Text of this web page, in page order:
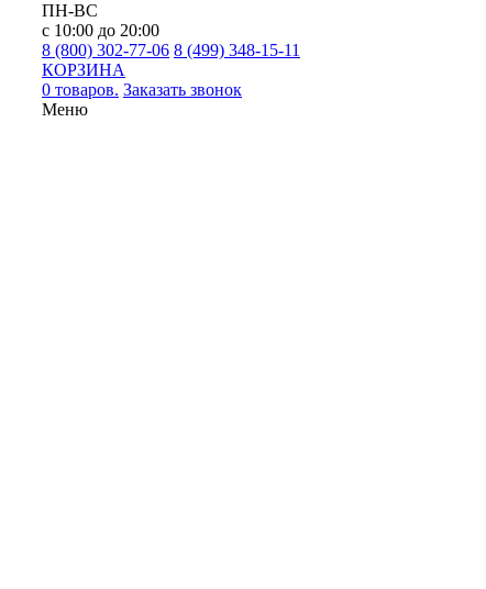
ПН-ВС
с 10:00 до 20:00
8 (800) 302-77-06 8 (499) 348-15-11
КОРЗИНА
0 товаров. Заказать звонок
Меню